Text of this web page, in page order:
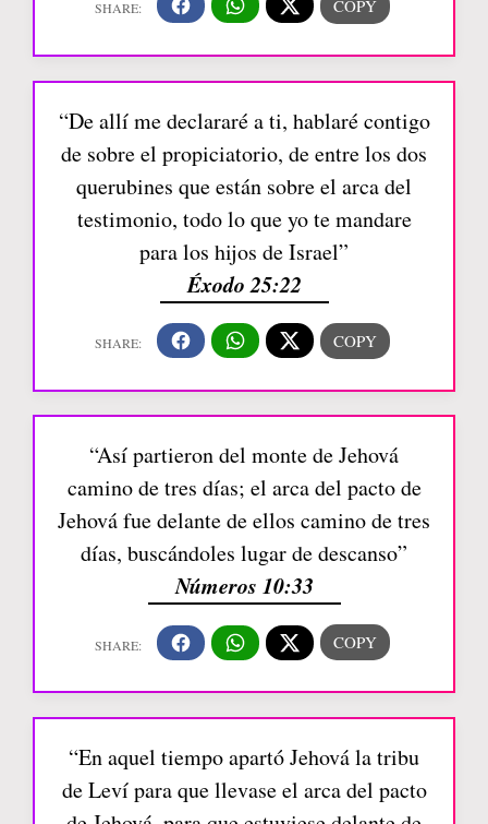
“De allí me declararé a ti, hablaré contigo
de sobre el propiciatorio, de entre los dos
querubines que están sobre el arca del
testimonio, todo lo que yo te mandare
para los hijos de Israel”
Éxodo 25:22
“Así partieron del monte de Jehová
camino de tres días; el arca del pacto de
Jehová fue delante de ellos camino de tres
días, buscándoles lugar de descanso”
Números 10:33
“En aquel tiempo apartó Jehová la tribu
de Leví para que llevase el arca del pacto